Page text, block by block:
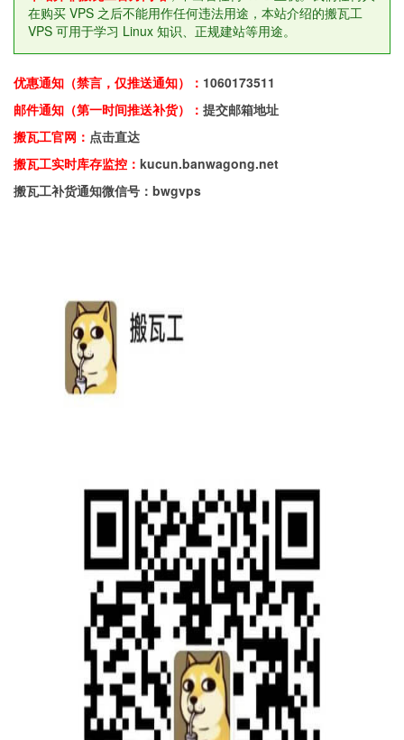
在购买 VPS 之后不能用作任何违法用途，本站介绍的搬瓦工
VPS 可用于学习 Linux 知识、正规建站等用途。
优惠通知（禁言，仅推送通知）： 1060173511
邮件通知（第一时间推送补货）： 提交邮箱地址
搬瓦工官网： 点击直达
搬瓦工实时库存监控： kucun.banwagong.net
搬瓦工补货通知微信号：bwgvps